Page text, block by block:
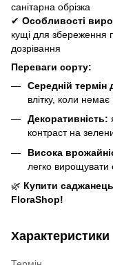
санітарна обрізка
✔ Особливості
кущі для збереження
дозрівання
Переваги сорту:
Середній термін
влітку, коли
Декоративність:
контраст на
Висока
легко вирощувати
🌿 Купити
FloraShop!
Характеристики